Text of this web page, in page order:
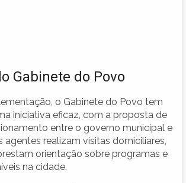
Gabinete do Povo
o Gabinete do Povo tem
iniciativa eficaz, com a proposta de
entre o governo municipal e
agentes realizam visitas domiciliares,
orientação sobre programas e
na cidade.